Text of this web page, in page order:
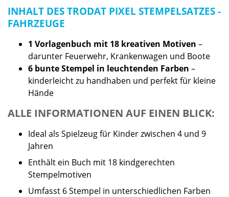
INHALT DES TRODAT PIXEL STEMPELSATZES -
FAHRZEUGE
1 Vorlagenbuch mit 18 kreativen Motiven –
darunter Feuerwehr, Krankenwagen und Boote
6 bunte Stempel in leuchtenden Farben –
kinderleicht zu handhaben und perfekt für kleine
Hände
ALLE INFORMATIONEN AUF EINEN BLICK:
Ideal als Spielzeug für Kinder zwischen 4 und 9
Jahren
Enthält ein Buch mit 18 kindgerechten
Stempelmotiven
Umfasst 6 Stempel in unterschiedlichen Farben